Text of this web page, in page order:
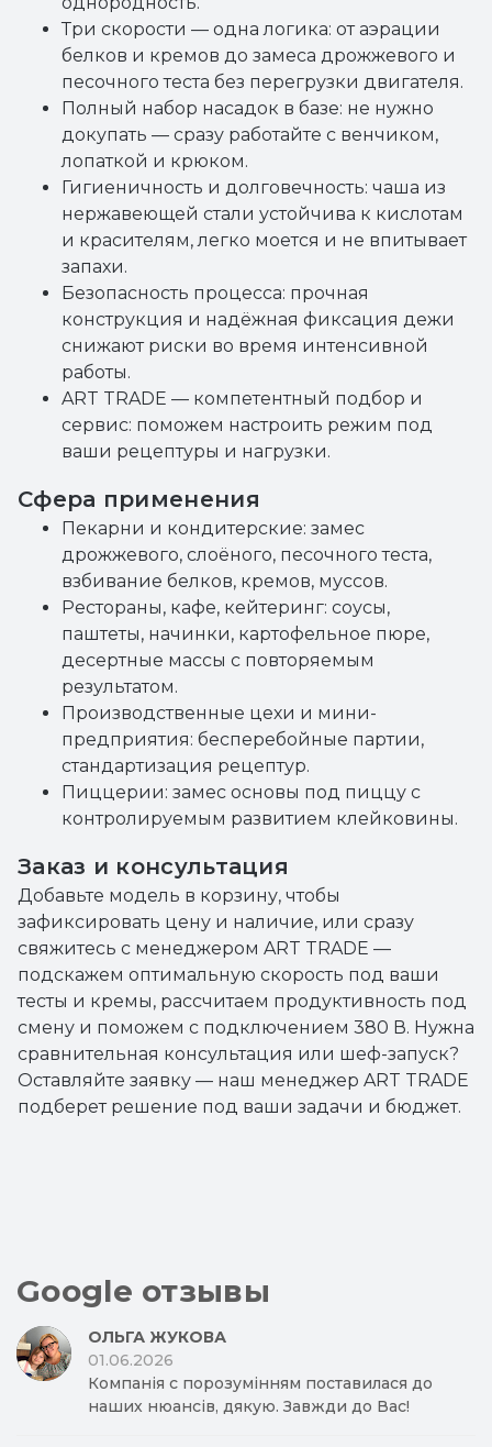
Три скорости — одна логика: от аэрации
белков и кремов до замеса дрожжевого и
песочного теста без перегрузки двигателя.
Полный набор насадок в базе: не нужно
докупать — сразу работайте с венчиком,
лопаткой и крюком.
Гигиеничность и долговечность: чаша из
нержавеющей стали устойчивa к кислотам
и красителям, легко моется и не впитывает
запахи.
Безопасность процесса: прочная
конструкция и надёжная фиксация дежи
снижают риски во время интенсивной
работы.
ART TRADE — компетентный подбор и
сервис: поможем настроить режим под
ваши рецептуры и нагрузки.
Сфера применения
Пекарни и кондитерские: замес
дрожжевого, слоёного, песочного теста,
взбивание белков, кремов, муссов.
Рестораны, кафе, кейтеринг: соусы,
паштеты, начинки, картофельное пюре,
десертные массы с повторяемым
результатом.
Производственные цехи и мини-
предприятия: бесперебойные партии,
стандартизация рецептур.
Пиццерии: замес основы под пиццу с
контролируемым развитием клейковины.
Заказ и консультация
Добавьте модель в корзину, чтобы
зафиксировать цену и наличие, или сразу
свяжитесь с менеджером ART TRADE —
подскажем оптимальную скорость под ваши
тесты и кремы, рассчитаем продуктивность под
смену и поможем с подключением 380 В. Нужна
сравнительная консультация или шеф-запуск?
Оставляйте заявку — наш менеджер ART TRADE
подберет решение под ваши задачи и бюджет.
Google отзывы
ОЛЬГА ЖУКОВА
01.06.2026
Компанія с порозумінням поставилася до
наших нюансів, дякую. Завжди до Вас!